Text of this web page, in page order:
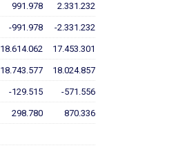
991.978 2.331.232
-991.978 -2.331.232
18.614.062 17.453.301
18.743.577 18.024.857
-129.515 -571.556
298.780 870.336